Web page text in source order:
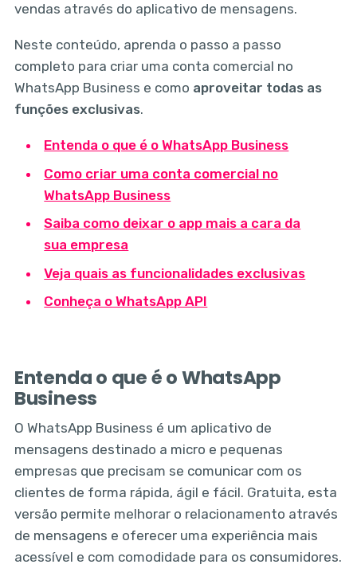
vendas através do aplicativo de mensagens.
Neste conteúdo, aprenda o passo a passo
completo para criar uma conta comercial no
WhatsApp Business e como aproveitar todas as
funções exclusivas.
Entenda o que é o WhatsApp Business
Como criar uma conta comercial no
WhatsApp Business
Saiba como deixar o app mais a cara da
sua empresa
Veja quais as funcionalidades exclusivas
Conheça o WhatsApp API
Entenda o que é o WhatsApp
Business
O WhatsApp Business é um aplicativo de
mensagens destinado a micro e pequenas
empresas que precisam se comunicar com os
clientes de forma rápida, ágil e fácil. Gratuita, esta
versão permite melhorar o relacionamento através
de mensagens e oferecer uma experiência mais
acessível e com comodidade para os consumidores.